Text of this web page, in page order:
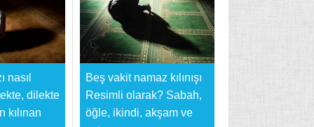
Beş vakit namaz kılınışı
Resimli olarak? Sabah,
öğle, ikindi, akşam ve
nasıl
dilekte
kılınan